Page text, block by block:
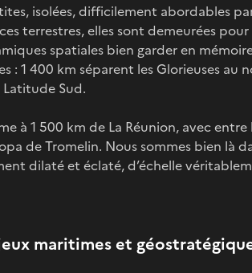
isolées, difficilement abordables
terrestres, elles sont demeurées
spatiales bien garder en
: 1 400 km séparent les Glorieuses au
Latitude Sud.
à 1 500 km de La Réunion, avec
de Tromelin. Nous sommes bien là
dilaté et éclaté, d’échelle
maritimes et